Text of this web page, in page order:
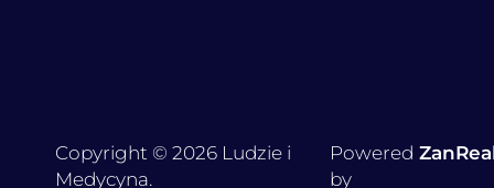
Copyright © 2026 Ludzie i
Medycyna.
Powered
by